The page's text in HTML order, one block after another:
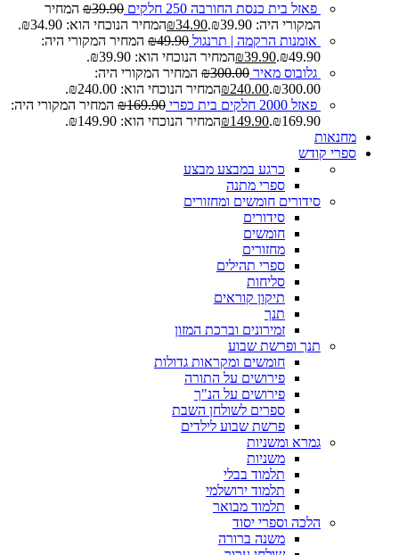
פאזל בית כנסת החורבה 250 חלקים ₪39.90
המחיר
המקורי היה: ₪39.90.
₪34.90
המחיר הנוכחי הוא: ₪34.90.
אומנות הרקמה | תרנגול
₪49.90
המחיר המקורי היה:
₪49.90.
₪39.90
המחיר הנוכחי הוא: ₪39.90.
גלובוס מאיר
₪300.00
המחיר המקורי היה:
₪300.00.
₪240.00
המחיר הנוכחי הוא: ₪240.00.
פאזל 2000 חלקים בית כפרי
₪169.90
המחיר המקורי היה:
₪169.90.
₪149.90
המחיר הנוכחי הוא: ₪149.90.
מחנאות
ספרי קודש
כרגע במבצע מבצע
ספרי מתנה
סידורים חומשים ומחזורים
סידורים
חומשים
מחזורים
ספרי תהילים
סליחות
תיקון קוראים
תנך
זמירונים וברכת המזון
תנך ופרשת שבוע
חומשים ומקראות גדולות
פירושים על התורה
פירושים על הנ"ך
ספרים לשולחן השבת
פרשת שבוע לילדים
גמרא ומשניות
משניות
תלמוד בבלי
תלמוד ירושלמי
תלמוד מבואר
הלכה וספרי יסוד
משנה ברורה